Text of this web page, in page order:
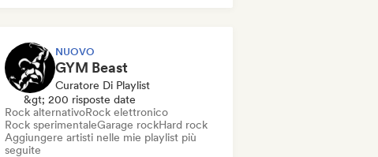
NUOVO
GYM Beast
Curatore Di Playlist
&gt; 200 risposte date
Rock alternativoRock elettronico
Rock sperimentaleGarage rockHard rock
Aggiungere artisti nelle mie playlist più
seguite